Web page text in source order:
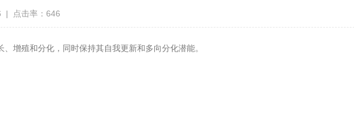
| 点击率：646
增殖和分化，同时保持其自我更新和多向分化潜能。